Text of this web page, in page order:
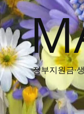
정부지원금·